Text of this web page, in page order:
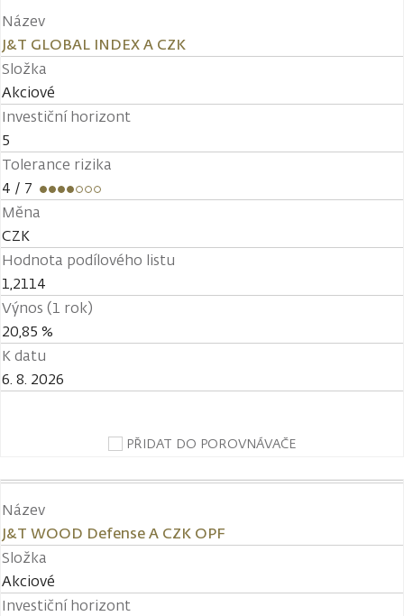
Název
J&T GLOBAL INDEX A CZK
Složka
Akciové
Investiční horizont
5
Tolerance rizika
4 / 7
Měna
CZK
Hodnota podílového listu
1,2114
Výnos (1 rok)
20,85 %
K datu
6. 8. 2026
PŘIDAT DO POROVNÁVAČE
Název
J&T WOOD Defense A CZK OPF
Složka
Akciové
Investiční horizont